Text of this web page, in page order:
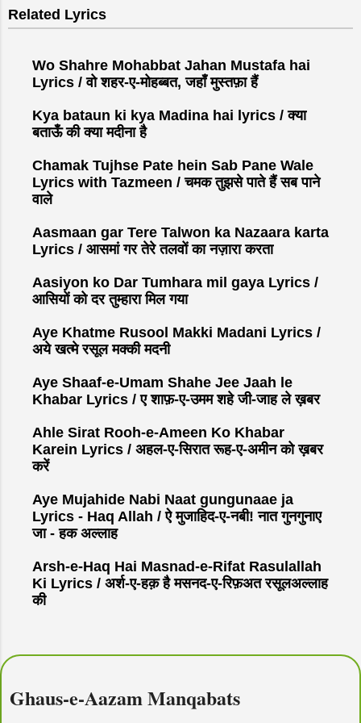
Related Lyrics
Wo Shahre Mohabbat Jahan Mustafa hai
Lyrics / वो शहर-ए-मोहब्बत, जहाँ मुस्तफ़ा हैं
Kya bataun ki kya Madina hai lyrics / क्या
बताऊँ की क्या मदीना है
Chamak Tujhse Pate hein Sab Pane Wale
Lyrics with Tazmeen / चमक तुझसे पाते हैं सब पाने
वाले
Aasmaan gar Tere Talwon ka Nazaara karta
Lyrics / आसमां गर तेरे तलवों का नज़ारा करता
Aasiyon ko Dar Tumhara mil gaya Lyrics /
आसियों को दर तुम्हारा मिल गया
Aye Khatme Rusool Makki Madani Lyrics /
अये खत्मे रसूल मक्की मदनी
Aye Shaaf-e-Umam Shahe Jee Jaah le
Khabar Lyrics / ए शाफ़-ए-उमम शहे जी-जाह ले ख़बर
Ahle Sirat Rooh-e-Ameen Ko Khabar
Karein Lyrics / अहल-ए-सिरात रूह-ए-अमीन को ख़बर
करें
Aye Mujahide Nabi Naat gungunaae ja
Lyrics - Haq Allah / ऐ मुजाहिद-ए-नबी! नात गुनगुनाए
जा - हक अल्लाह
Arsh-e-Haq Hai Masnad-e-Rifat Rasulallah
Ki Lyrics / अर्श-ए-हक़ है मसनद-ए-रिफ़अत रसूलअल्लाह
की
Ghaus-e-Aazam Manqabats